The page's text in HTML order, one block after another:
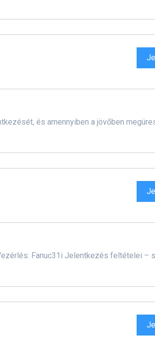
és amennyiben a jövőben
Fanuc31i Jelentkezés feltételei –